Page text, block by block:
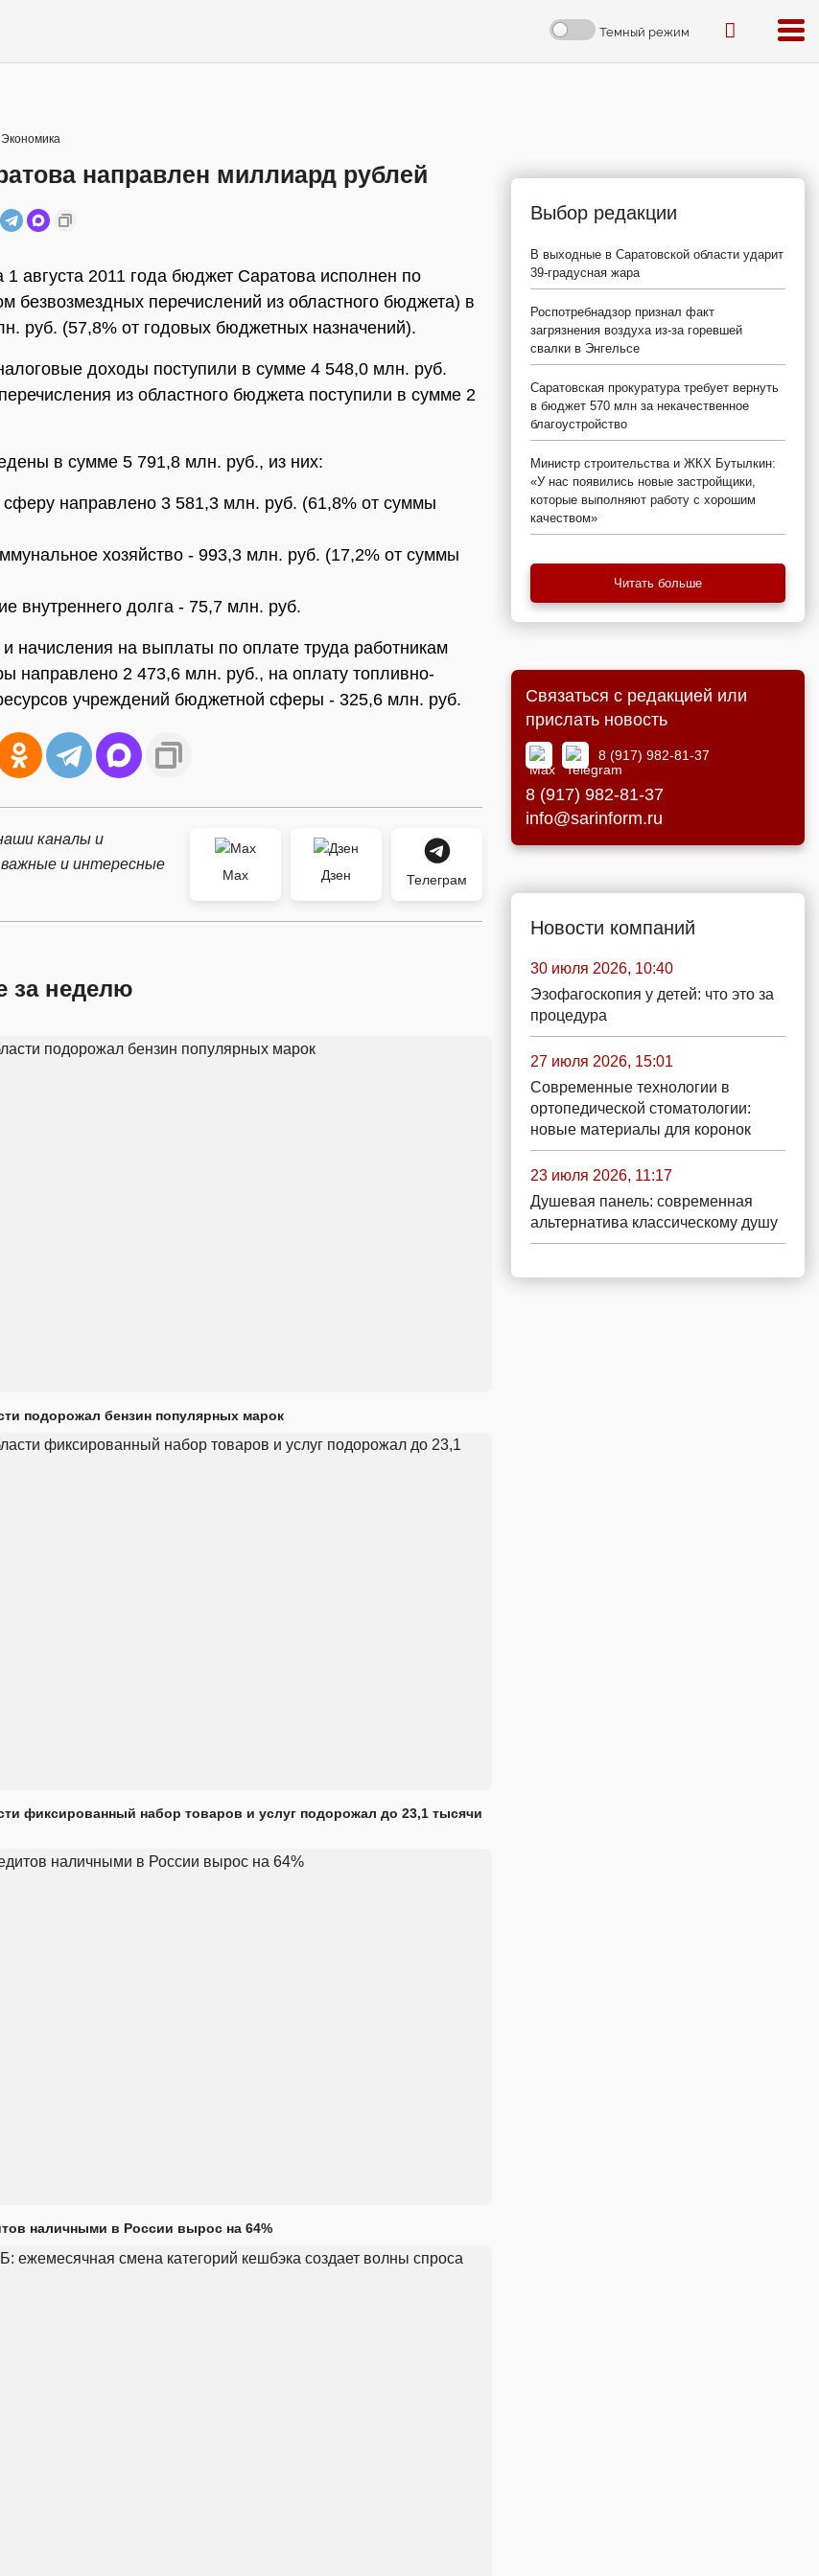
Темный режим
Экономика
направлен миллиард рублей
августа 2011 года бюджет Саратова исполнен по
безвозмездных перечислений из областного бюджета) в
руб. (57,8% от годовых бюджетных назначений).
доходы поступили в сумме 4 548,0 млн. руб.
из областного бюджета поступили в сумме 2
в сумме 5 791,8 млн. руб., из них:
направлено 3 581,3 млн. руб. (61,8% от суммы
хозяйство - 993,3 млн. руб. (17,2% от суммы
внутреннего долга - 75,7 млн. руб.
начисления на выплаты по оплате труда работникам
направлено 2 473,6 млн. руб., на оплату топливно-
учреждений бюджетной сферы - 325,6 млн. руб.
каналы и
и интересные
Max Дзен Телеграм
за неделю
подорожал бензин популярных марок
фиксированный набор товаров и услуг подорожал до 23,1 тысячи
наличными в России вырос на 64%
Выбор редакции
В выходные в Саратовской области ударит
39-градусная жара
Роспотребнадзор признал факт
загрязнения воздуха из-за горевшей
свалки в Энгельсе
Саратовская прокуратура требует вернуть
в бюджет 570 млн за некачественное
благоустройство
Министр строительства и ЖКХ Бутылкин:
«У нас появились новые застройщики,
которые выполняют работу с хорошим
качеством»
Читать больше
Связаться с редакцией или
прислать новость
8 (917) 982-81-37
8 (917) 982-81-37
info@sarinform.ru
Новости компаний
30 июля 2026, 10:40
Эзофагоскопия у детей: что это за
процедура
27 июля 2026, 15:01
Современные технологии в
ортопедической стоматологии:
новые материалы для коронок
23 июля 2026, 11:17
Душевая панель: современная
альтернатива классическому душу